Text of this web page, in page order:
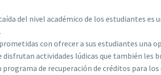
del nivel académico de los estudiantes es
con ofrecer a sus estudiantes una
actividades lúdicas que también les
programa de recuperación de créditos para